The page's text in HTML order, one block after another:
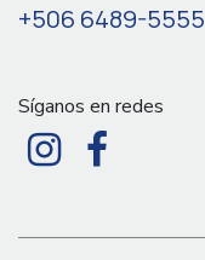
+506 6489-5555
Síganos en redes